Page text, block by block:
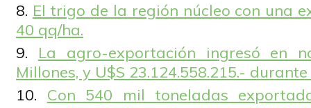
El trigo de la región núcleo con una
40 qq/ha.
La agro-exportación ingresó en
Millones, y U$S 23.124.558.215.-
Con 540 mil toneladas